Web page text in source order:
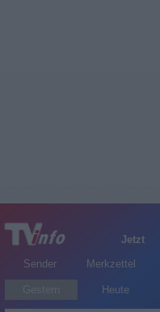
Jetzt
Sender
Merkzettel
Heute